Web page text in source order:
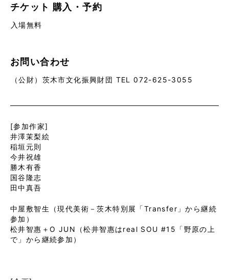
チケット 購入・予約
入場無料
お問い合わせ
（公財）茨木市文化振興財団 TEL 072-625-3055
[参加作家]
井澤茉梨絵
稲垣元則
今井祝雄
勝木有香
国谷隆志
田中真吾
中屋敷智生（現代美術－茨木特別展「Transfer」から継続
参加）
松井智惠＋O JUN（松井智惠はreal SOU #15「野原の上
で」から継続参加）